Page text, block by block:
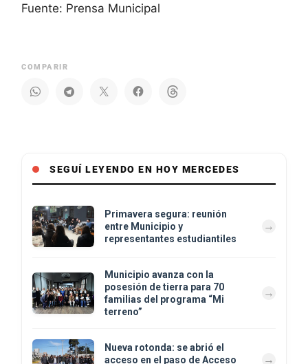
Fuente: Prensa Municipal
COMPARIR
SEGUÍ LEYENDO EN HOY MERCEDES
Primavera segura: reunión
entre Municipio y
representantes estudiantiles
Municipio avanza con la
posesión de tierra para 70
familias del programa “Mi
terreno”
Nueva rotonda: se abrió el
acceso en el paso de Acceso